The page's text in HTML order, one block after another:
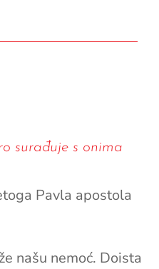
surađuje s onima
Pavla apostola
našu nemoć. Doista